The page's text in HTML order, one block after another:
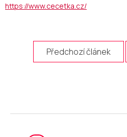
https://www.cecetka.cz/
Předchozí článek